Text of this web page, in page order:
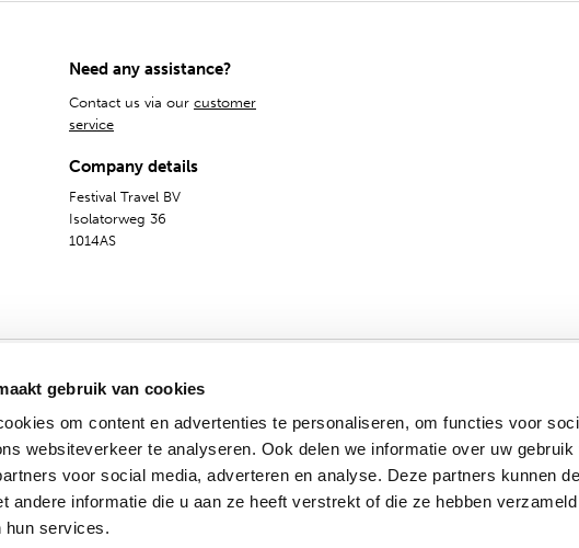
gebruik van cookies
om content en advertenties te personaliseren, om functies voor
websiteverkeer te analyseren. Ook delen we informatie over uw gebruik
voor social media, adverteren en analyse. Deze partners kunnen
andere informatie die u aan ze heeft verstrekt of die ze hebben
hun services.
Need any assistance?
Contact us via our customer
service
Company details
Festival Travel BV
Isolatorweg 36
1014AS
General Terms English
© 2009 - 2024 - Festival Travel B.V.